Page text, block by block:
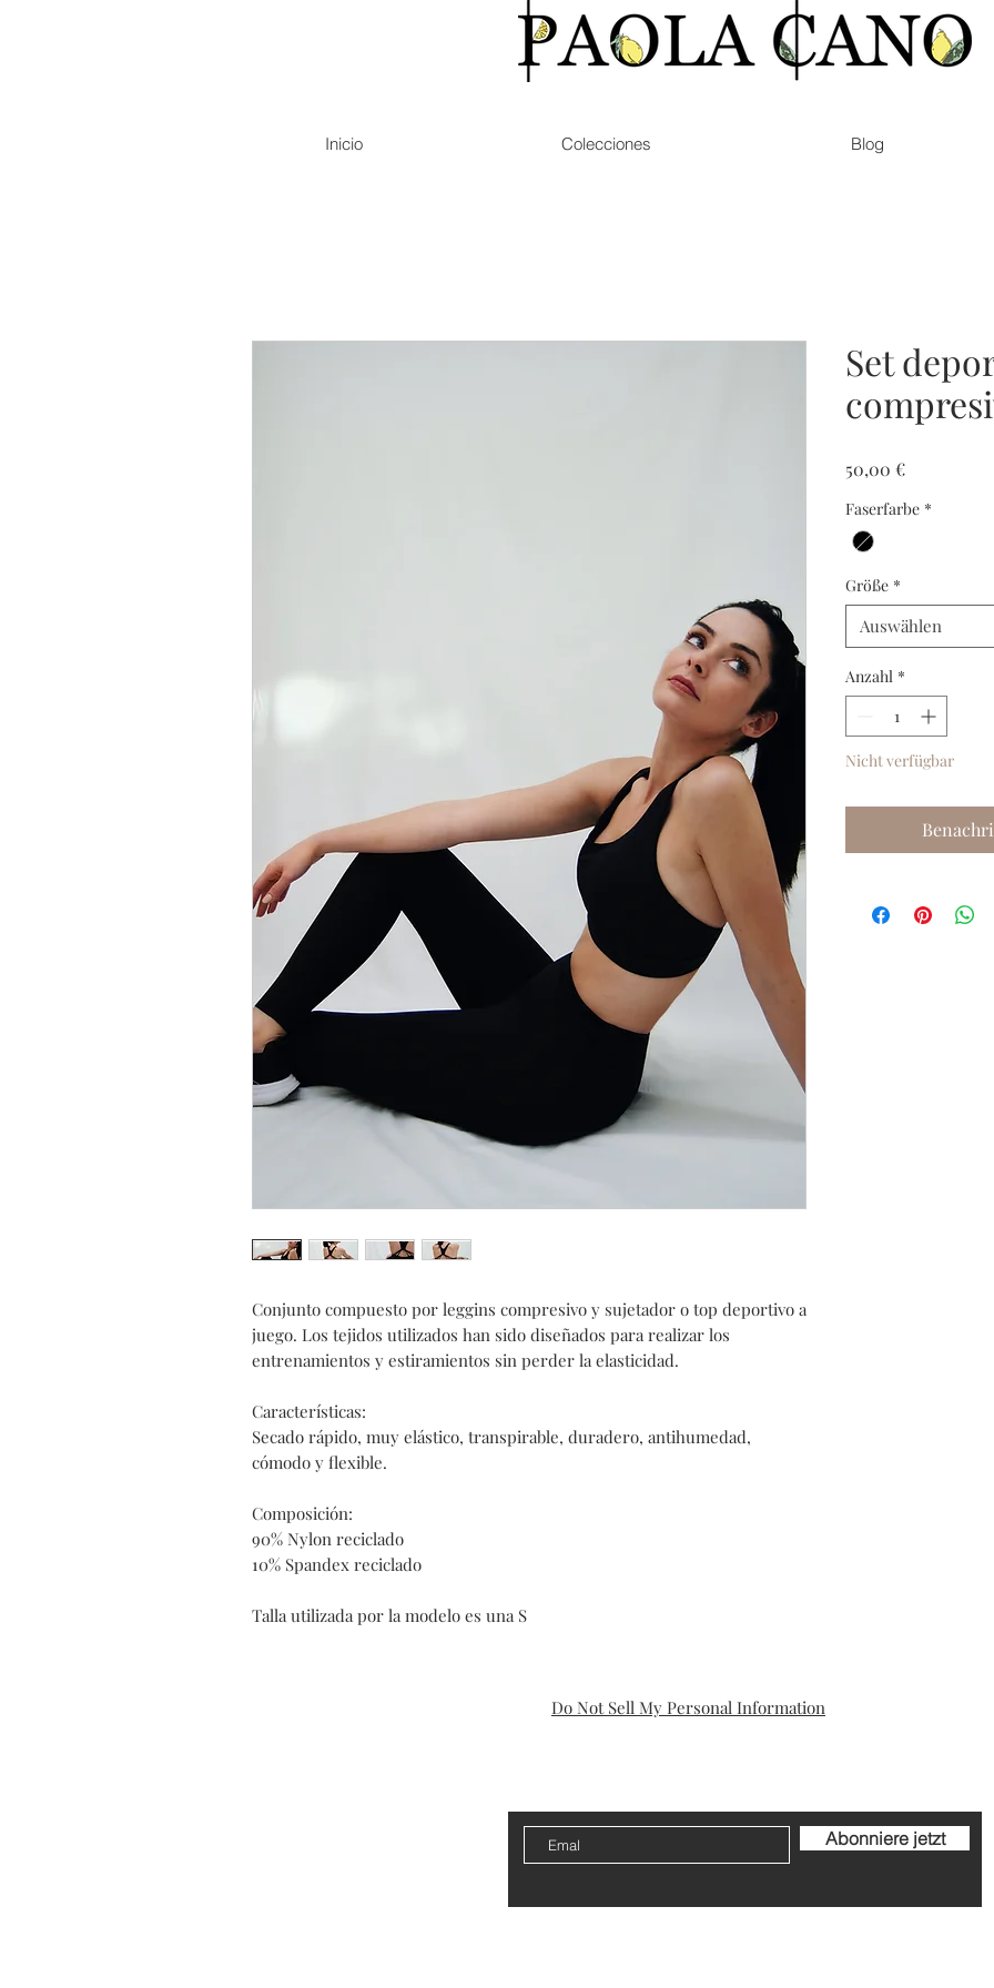
Inicio Colecciones Blog
Conjunto compuesto por leggins compresivo y sujetador o top deportivo a
juego. Los tejidos utilizados han sido diseñados para realizar los
entrenamientos y estiramientos sin perder la elasticidad.
Características:
Secado rápido, muy elástico, transpirable, duradero, antihumedad,
cómodo y flexible.
Composición:
90% Nylon reciclado
10% Spandex reciclado
Talla utilizada por la modelo es una S
Set
50,00 €Preis
Faserfarbe *
Größe *
Auswählen
Anzahl *
Nicht verfügbar
Do Not Sell My Personal Information
Abonniere jetzt